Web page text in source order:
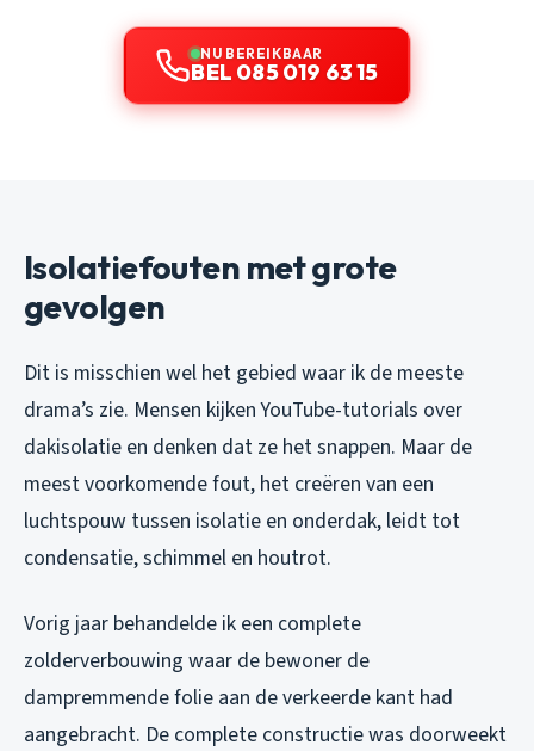
NU BEREIKBAAR
BEL 085 019 63 15
Isolatiefouten met grote
gevolgen
Dit is misschien wel het gebied waar ik de meeste
drama’s zie. Mensen kijken YouTube-tutorials over
dakisolatie en denken dat ze het snappen. Maar de
meest voorkomende fout, het creëren van een
luchtspouw tussen isolatie en onderdak, leidt tot
condensatie, schimmel en houtrot.
Vorig jaar behandelde ik een complete
zolderverbouwing waar de bewoner de
dampremmende folie aan de verkeerde kant had
aangebracht. De complete constructie was doorweekt